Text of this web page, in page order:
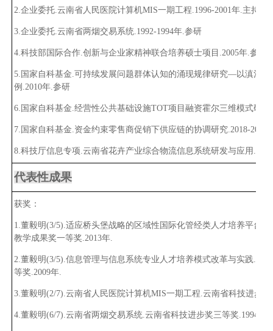
2.企业委托.云南省人民医院计算机MIS一期工程.1996-2001年.主持
3.企业委托.云南省两烟交易系统.1992-1994年.参研
4.科技部国际合作.创新与企业家精神联合培养硕士项目.2005年.参研
5.国家自科基金.可持续发展问题群体认知的涌现规律研究—以滇池流
例.2010年.参研
6.国家自科基金.经营性公共基础设施TOT项目融资霍尔三维模式研究
7.国家自科基金.资金约束零售商促销下供应链的协调研究.2018-2021
8.科技厅信息专项.云南省花卉产业综合物流信息系统研发与应用.
代表性成果
获奖：
1.董毅明(3/5).适应桥头堡战略的区域性国际化管经类人才培养平台
教学成果奖一等奖.2013年.
2.董毅明(3/5).信息管理与信息系统专业人才培养模式改革与实践.云
等奖.2009年.
3.董毅明(2/7).云南省人民医院计算机MIS一期工程.云南省科技进步
4.董毅明(6/7).云南省两烟交易系统.云南省科技进步奖三等奖.1994